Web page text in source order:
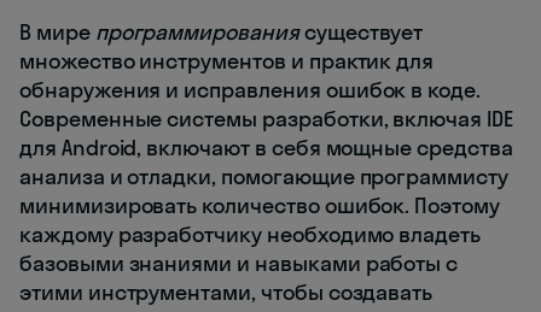
В мире программированиясуществует
множество инструментов и практик для
обнаружения и исправления ошибок в коде.
Современные системы разработки, включая IDE
для Android, включают в себя мощные средства
анализа и отладки, помогающие программисту
минимизировать количество ошибок. Поэтому
каждому разработчику необходимо владеть
базовыми знаниями и навыками работы с
этими инструментами, чтобы создавать